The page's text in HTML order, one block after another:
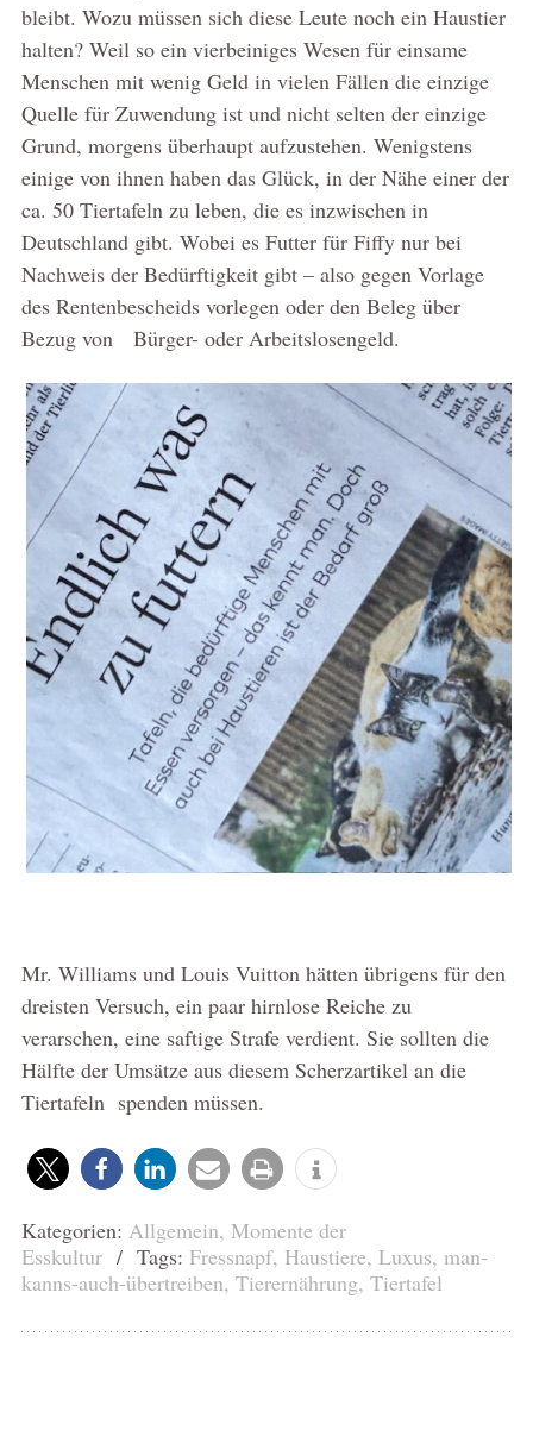
bleibt. Wozu müssen sich diese Leute noch ein Haustier
halten? Weil so ein vierbeiniges Wesen für einsame
Menschen mit wenig Geld in vielen Fällen die einzige
Quelle für Zuwendung ist und nicht selten der einzige
Grund, morgens überhaupt aufzustehen. Wenigstens
einige von ihnen haben das Glück, in der Nähe einer der
ca. 50 Tiertafeln zu leben, die es inzwischen in
Deutschland gibt. Wobei es Futter für Fiffy nur bei
Nachweis der Bedürftigkeit gibt – also gegen Vorlage
des Rentenbescheids vorlegen oder den Beleg über
Bezug von Bürger- oder Arbeitslosengeld.
Mr. Williams und Louis Vuitton hätten übrigens für den
dreisten Versuch, ein paar hirnlose Reiche zu
verarschen, eine saftige Strafe verdient. Sie sollten die
Hälfte der Umsätze aus diesem Scherzartikel an die
Tiertafeln spenden müssen.
Kategorien: Allgemein, Momente der
Esskultur/ Tags: Fressnapf, Haustiere, Luxus, man-
kanns-auch-übertreiben, Tierernährung, Tiertafel